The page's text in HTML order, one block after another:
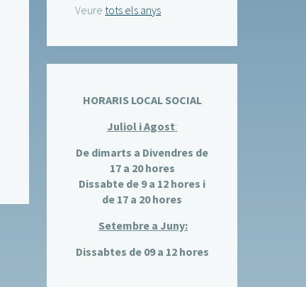
Veure tots els anys
HORARIS LOCAL SOCIAL
Juliol i Agost:
De dimarts a Divendres de
17 a 20 hores
Dissabte de 9 a 12 hores i
de 17 a 20 hores
Setembre a Juny:
Dissabtes de 09 a 12 hores